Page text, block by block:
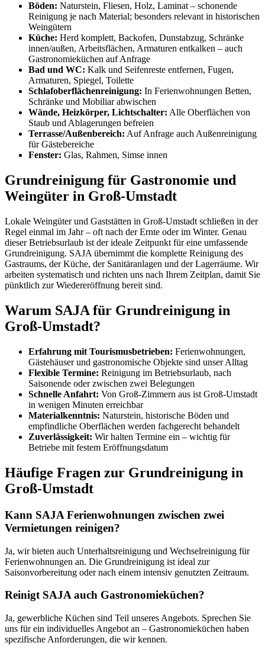
Böden: Naturstein, Fliesen, Holz, Laminat – schonende
Reinigung je nach Material; besonders relevant in historischen
Weingütern
Küche: Herd komplett, Backofen, Dunstabzug, Schränke
innen/außen, Arbeitsflächen, Armaturen entkalken – auch
Gastronomieküchen auf Anfrage
Bad und WC: Kalk und Seifenreste entfernen, Fugen,
Armaturen, Spiegel, Toilette
Schlafoberflächenreinigung: In Ferienwohnungen Betten,
Schränke und Mobiliar abwischen
Wände, Heizkörper, Lichtschalter: Alle Oberflächen von
Staub und Ablagerungen befreien
Terrasse/Außenbereich: Auf Anfrage auch Außenreinigung
für Gästebereiche
Fenster: Glas, Rahmen, Simse innen
Grundreinigung für Gastronomie und
Weingüter in Groß-Umstadt
Lokale Weingüter und Gaststätten in Groß-Umstadt schließen in der
Regel einmal im Jahr – oft nach der Ernte oder im Winter. Genau
dieser Betriebsurlaub ist der ideale Zeitpunkt für eine umfassende
Grundreinigung. SAJA übernimmt die komplette Reinigung des
Gastraums, der Küche, der Sanitäranlagen und der Lagerräume. Wir
arbeiten systematisch und richten uns nach Ihrem Zeitplan, damit Sie
pünktlich zur Wiedereröffnung bereit sind.
Warum SAJA für Grundreinigung in
Groß-Umstadt?
Erfahrung mit Tourismusbetrieben: Ferienwohnungen,
Gästehäuser und gastronomische Objekte sind unser Alltag
Flexible Termine: Reinigung im Betriebsurlaub, nach
Saisonende oder zwischen zwei Belegungen
Schnelle Anfahrt: Von Groß-Zimmern aus ist Groß-Umstadt
in wenigen Minuten erreichbar
Materialkenntnis: Naturstein, historische Böden und
empfindliche Oberflächen werden fachgerecht behandelt
Zuverlässigkeit: Wir halten Termine ein – wichtig für
Betriebe mit festem Eröffnungsdatum
Häufige Fragen zur Grundreinigung in
Groß-Umstadt
Kann SAJA Ferienwohnungen zwischen zwei
Vermietungen reinigen?
Ja, wir bieten auch Unterhaltsreinigung und Wechselreinigung für
Ferienwohnungen an. Die Grundreinigung ist ideal zur
Saisonvorbereitung oder nach einem intensiv genutzten Zeitraum.
Reinigt SAJA auch Gastronomieküchen?
Ja, gewerbliche Küchen sind Teil unseres Angebots. Sprechen Sie
uns für ein individuelles Angebot an – Gastronomieküchen haben
spezifische Anforderungen, die wir kennen.